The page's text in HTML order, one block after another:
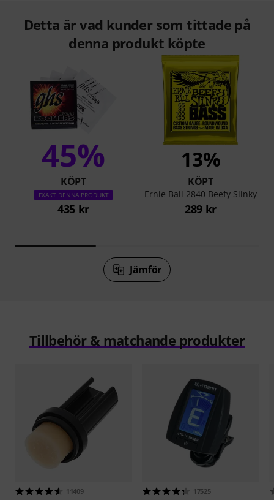
Detta är vad kunder som tittade på
denna produkt köpte
45%
KÖPT
EXAKT DENNA PRODUKT
435 kr
13%
KÖPT
Ernie Ball 2840 Beefy Slinky
289 kr
Jämför
Tillbehör & matchande produkter
11409 17525